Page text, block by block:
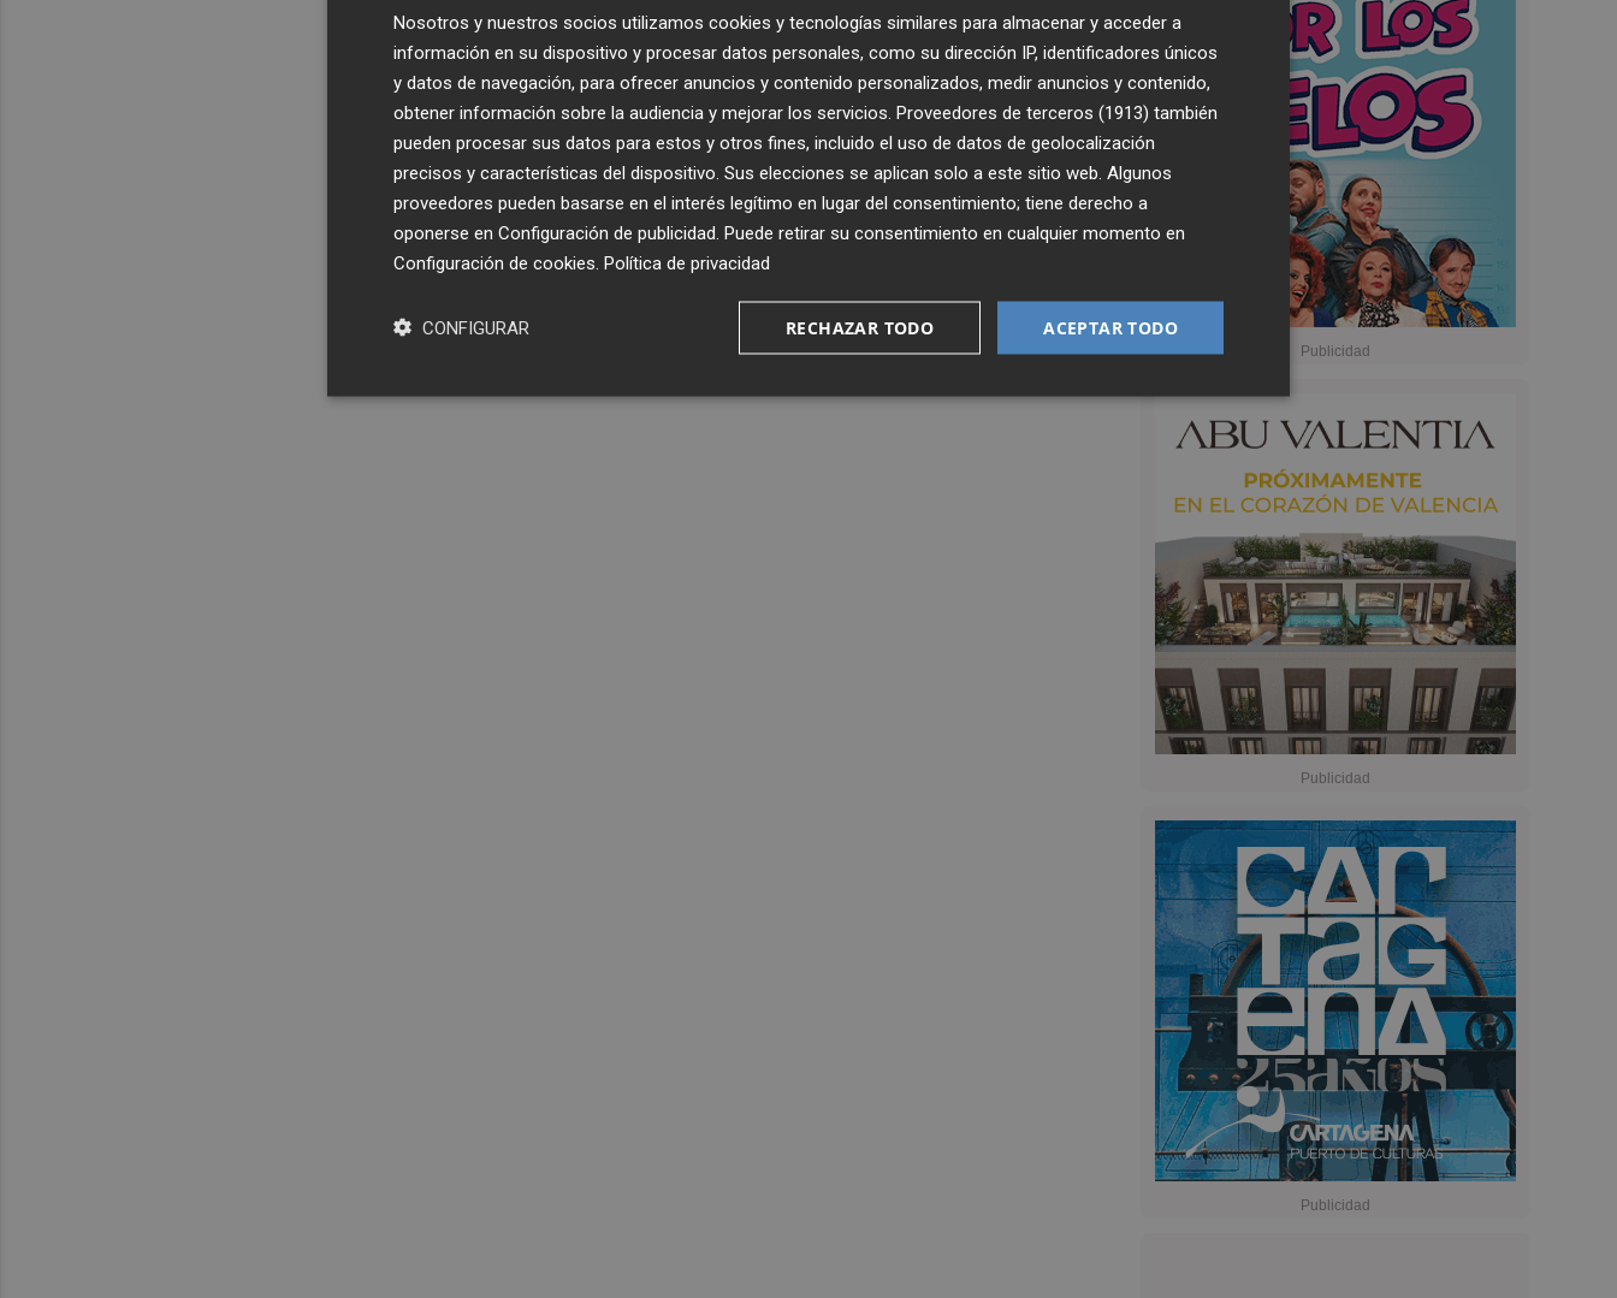
Nosotros y nuestros socios utilizamos cookies y tecnologías similares para almacenar y acceder a
información en su dispositivo y procesar datos personales, como su dirección IP, identificadores únicos
y datos de navegación, para ofrecer anuncios y contenido personalizados, medir anuncios y contenido,
obtener información sobre la audiencia y mejorar los servicios. Proveedores de terceros (1913) también
pueden procesar sus datos para estos y otros fines, incluido el uso de datos de geolocalización
precisos y características del dispositivo. Sus elecciones se aplican solo a este sitio web. Algunos
proveedores pueden basarse en el interés legítimo en lugar del consentimiento; tiene derecho a
oponerse en Configuración de publicidad . Puede retirar su consentimiento en cualquier momento en
Configuración de cookies Política de privacidad
ACEPTAR TODO
RECHAZAR TODO
CONFIGURAR